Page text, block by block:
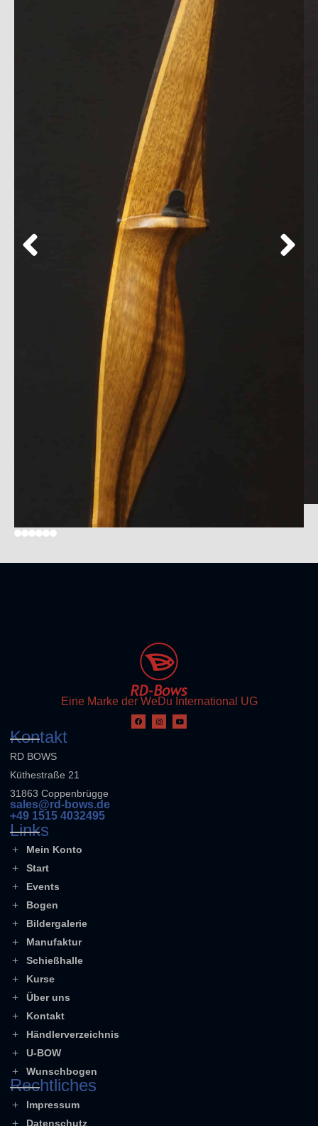
Eine Marke der WeDu International UG
Kontakt
RD BOWS
Küthestraße 21
31863 Coppenbrügge
sales@rd-bows.de
+49 1515 4032495
Links
Mein Konto
Start
Events
Bogen
Bildergalerie
Manufaktur
Schießhalle
Kurse
Über uns
Kontakt
Händlerverzeichnis
U-BOW
Wunschbogen
Rechtliches
Impressum
Datenschutz